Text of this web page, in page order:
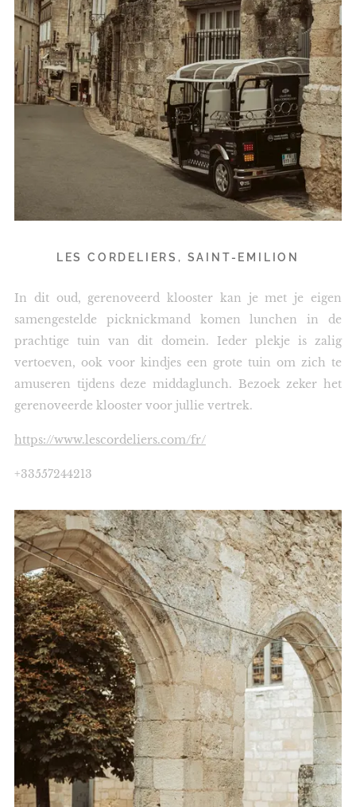
LES CORDELIERS, SAINT-EMILION
In dit oud, gerenoveerd klooster kan je met je eigen
samengestelde picknickmand komen lunchen in de
prachtige tuin van dit domein. Ieder plekje is zalig
vertoeven, ook voor kindjes een grote tuin om zich te
amuseren tijdens deze middaglunch. Bezoek zeker het
gerenoveerde klooster voor jullie vertrek.
https://www.lescordeliers.com/fr/
+33557244213